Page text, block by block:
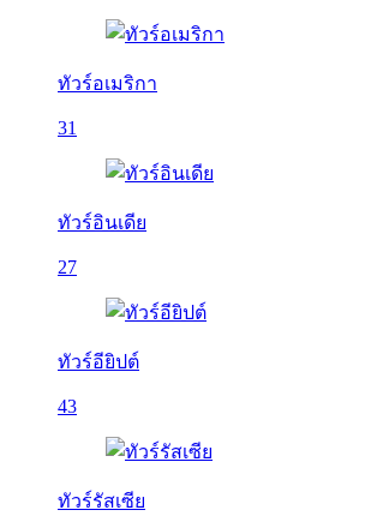
ทัวร์อเมริกา
31
ทัวร์อินเดีย
27
ทัวร์อียิปต์
43
ทัวร์รัสเซีย